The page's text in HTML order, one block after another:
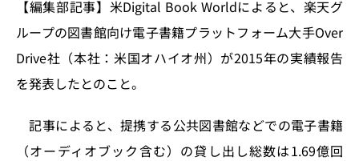
d
o
n
k
y
b
o
o
d
s
a
【編集部記事】米Digital Book Worldによると、楽天グ
ループの図書館向け電子書籍プラットフォーム大手Over
Drive社（本社：米国オハイオ州）が2015年の実績報告
を発表したとのこと。
記事によると、提携する公共図書館などでの電子書籍
（オーディオブック含む）の貸し出し総数は1.69億回